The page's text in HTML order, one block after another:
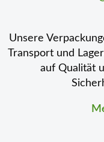
Unsere
Transport und
auf Qualität